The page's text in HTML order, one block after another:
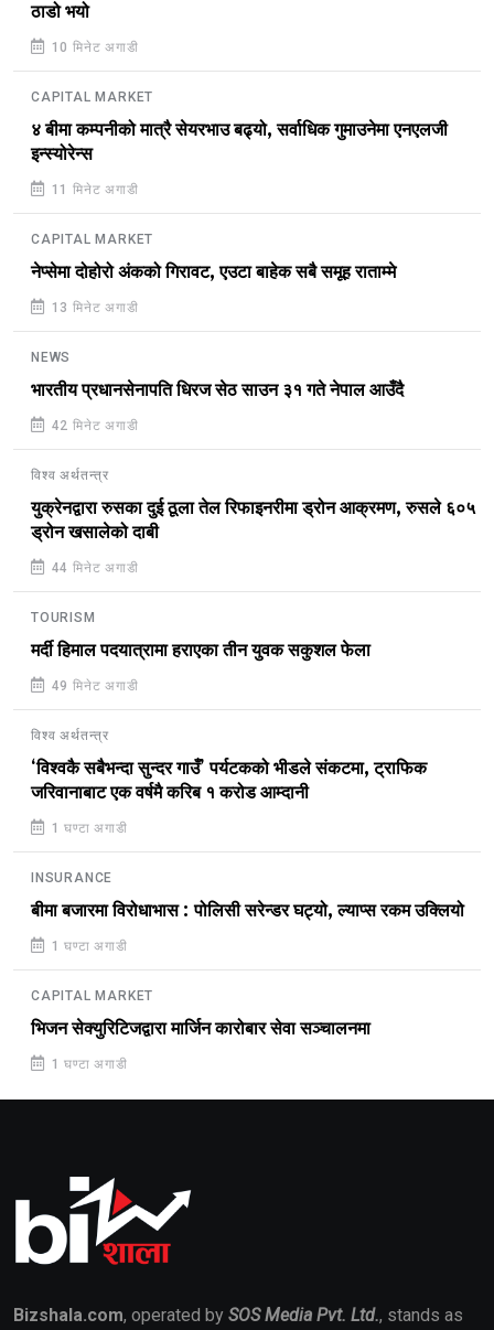
ठाडो भयो
10 मिनेट अगाडी
CAPITAL MARKET
४ बीमा कम्पनीको मात्रै सेयरभाउ बढ्यो, सर्वाधिक गुमाउनेमा एनएलजी
इन्स्योरेन्स
11 मिनेट अगाडी
CAPITAL MARKET
नेप्सेमा दोहोरो अंकको गिरावट, एउटा बाहेक सबै समूह राताम्मे
13 मिनेट अगाडी
NEWS
भारतीय प्रधानसेनापति धिरज सेठ साउन ३१ गते नेपाल आउँदै
42 मिनेट अगाडी
विश्व अर्थतन्त्र
युक्रेनद्वारा रुसका दुई ठूला तेल रिफाइनरीमा ड्रोन आक्रमण, रुसले ६०५
ड्रोन खसालेको दाबी
44 मिनेट अगाडी
TOURISM
मर्दी हिमाल पदयात्रामा हराएका तीन युवक सकुशल फेला
49 मिनेट अगाडी
विश्व अर्थतन्त्र
‘विश्वकै सबैभन्दा सुन्दर गाउँ’ पर्यटकको भीडले संकटमा, ट्राफिक
जरिवानाबाट एक वर्षमै करिब १ करोड आम्दानी
1 घण्टा अगाडी
INSURANCE
बीमा बजारमा विरोधाभास : पोलिसी सरेन्डर घट्यो, ल्याप्स रकम उक्लियो
1 घण्टा अगाडी
CAPITAL MARKET
भिजन सेक्युरिटिजद्वारा मार्जिन कारोबार सेवा सञ्चालनमा
1 घण्टा अगाडी
Bizshala.com, operated by SOS Media Pvt. Ltd., stands as